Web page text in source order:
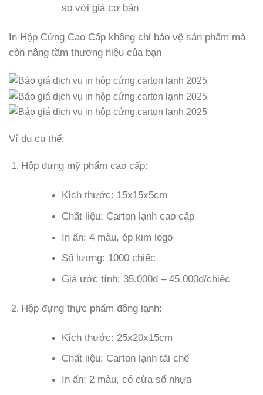
so với giá cơ bản
In Hộp Cứng Cao Cấp không chỉ bảo vệ sản phẩm mà
còn nâng tầm thương hiệu của bạn
Ví dụ cụ thể:
Hộp đựng mỹ phẩm cao cấp:
Kích thước: 15x15x5cm
Chất liệu: Carton lạnh cao cấp
In ấn: 4 màu, ép kim logo
Số lượng: 1000 chiếc
Giá ước tính: 35.000đ – 45.000đ/chiếc
Hộp đựng thực phẩm đông lạnh:
Kích thước: 25x20x15cm
Chất liệu: Carton lạnh tái chế
In ấn: 2 màu, có cửa sổ nhựa